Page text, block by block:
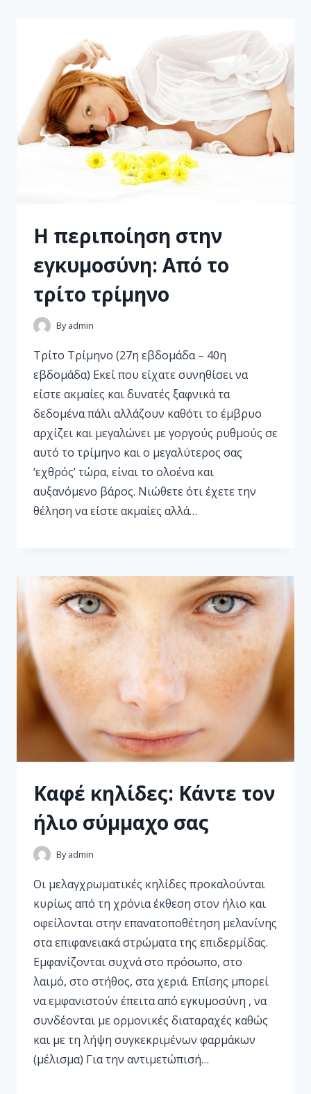
Η περιποίηση στην
εγκυμοσύνη: Από το
τρίτο τρίμηνο
By admin
Τρίτο Τρίμηνο (27η εβδομάδα – 40η
εβδομάδα) Εκεί που είχατε συνηθίσει να
είστε ακμαίες και δυνατές ξαφνικά τα
δεδομένα πάλι αλλάζουν καθότι το έμβρυο
αρχίζει και μεγαλώνει με γοργούς ρυθμούς σε
αυτό το τρίμηνο και ο μεγαλύτερος σας
‘εχθρός’ τώρα, είναι το ολοένα και
αυξανόμενο βάρος. Νιώθετε ότι έχετε την
θέληση να είστε ακμαίες αλλά…
Καφέ κηλίδες: Κάντε τον
ήλιο σύμμαχο σας
By admin
Οι μελαγχρωματικές κηλίδες προκαλούνται
κυρίως από τη χρόνια έκθεση στον ήλιο και
οφείλονται στην επανατοποθέτηση μελανίνης
στα επιφανειακά στρώματα της επιδερμίδας.
Εμφανίζονται συχνά στο πρόσωπο, στο
λαιμό, στο στήθος, στα χεριά. Επίσης μπορεί
να εμφανιστούν έπειτα από εγκυμοσύνη , να
συνδέονται με ορμονικές διαταραχές καθώς
και με τη λήψη συγκεκριμένων φαρμάκων
(μέλισμα) Για την αντιμετώπισή…